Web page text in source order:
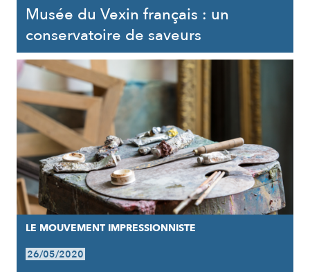
Musée du Vexin français : un
conservatoire de saveurs
LE MOUVEMENT IMPRESSIONNISTE
26/05/2020